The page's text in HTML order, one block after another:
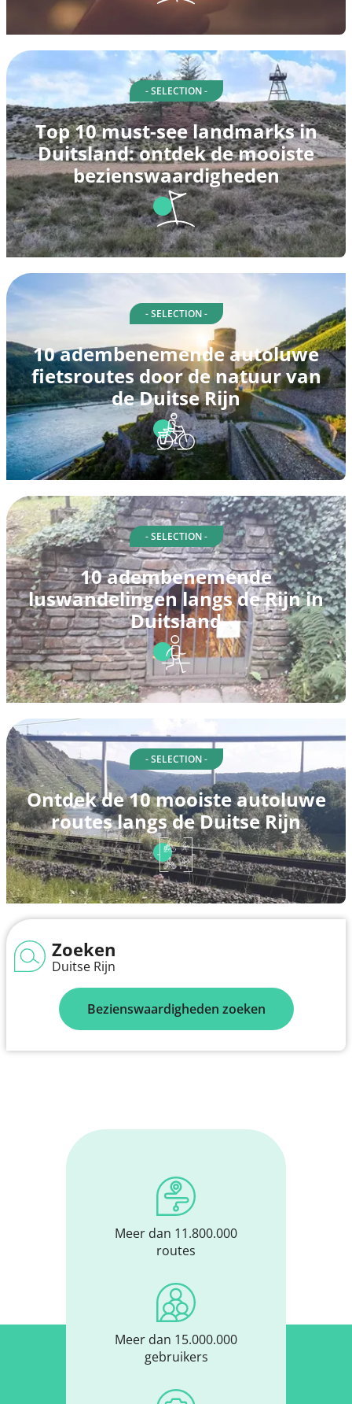
- SELECTION -
Top 10 must-see landmarks in
Duitsland: ontdek de mooiste
bezienswaardigheden
- SELECTION -
10 adembenemende autoluwe
fietsroutes door de natuur van
de Duitse Rijn
- SELECTION -
10 adembenemende
luswandelingen langs de Rijn in
Duitsland
- SELECTION -
Ontdek de 10 mooiste autoluwe
routes langs de Duitse Rijn
Zoeken
Duitse Rijn
Bezienswaardigheden zoeken
Meer dan 11.800.000
routes
Meer dan 15.000.000
gebruikers